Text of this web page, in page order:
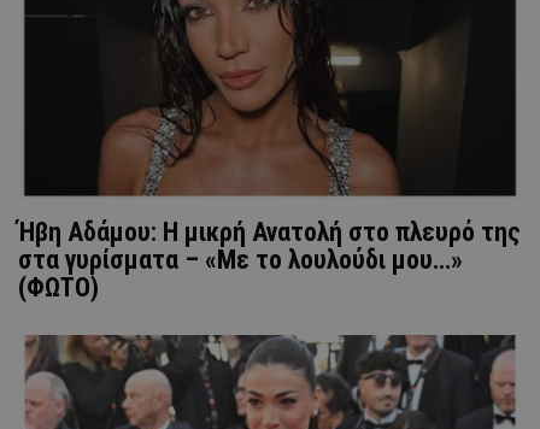
Ήβη Αδάμου: Η μικρή Ανατολή στο πλευρό της
στα γυρίσματα – «Με το λουλούδι μου…»
(ΦΩΤΟ)